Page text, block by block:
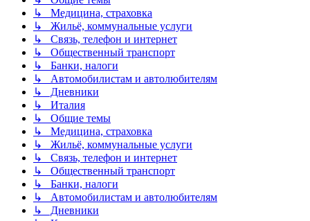
↳ Медицина, страховка
↳ Жильё, коммунальные услуги
↳ Связь, телефон и интернет
↳ Общественный транспорт
↳ Банки, налоги
↳ Автомобилистам и автолюбителям
↳ Дневники
↳ Италия
↳ Общие темы
↳ Медицина, страховка
↳ Жильё, коммунальные услуги
↳ Связь, телефон и интернет
↳ Общественный транспорт
↳ Банки, налоги
↳ Автомобилистам и автолюбителям
↳ Дневники